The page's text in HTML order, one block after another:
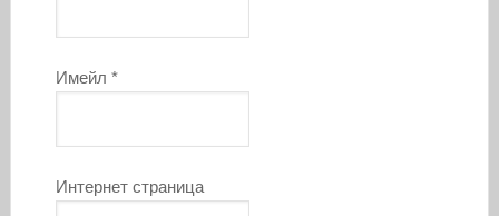
Имейл *
Интернет страница